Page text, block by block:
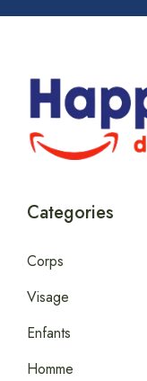
Categories
Corps
Visage
Enfants
Homme